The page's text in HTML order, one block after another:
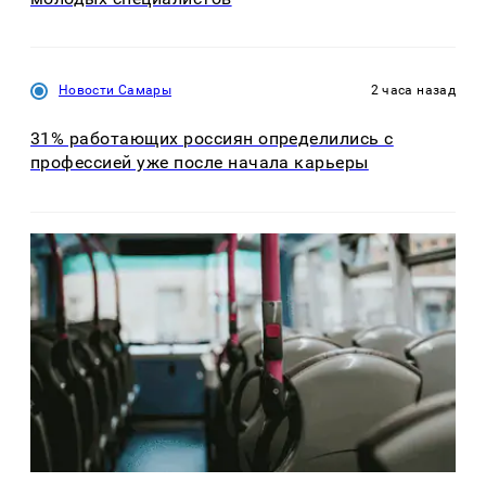
Новости Самары 2 часа назад
31% работающих россиян определились с
профессией уже после начала карьеры